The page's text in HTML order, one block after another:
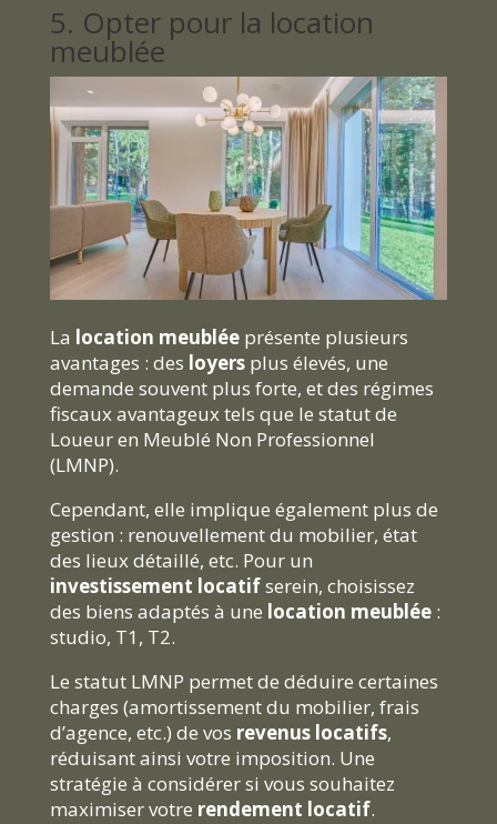
5. Opter pour la location
meublée
La location meubléeprésente plusieurs
avantages : des loyersplus élevés, une
demande souvent plus forte, et des régimes
fiscaux avantageux tels que le statut de
Loueur en Meublé Non Professionnel
(LMNP).
Cependant, elle implique également plus de
gestion : renouvellement du mobilier, état
des lieux détaillé, etc. Pour un
investissement locatifserein, choisissez
des biens adaptés à une location meublée:
studio, T1, T2.
Le statut LMNP permet de déduire certaines
charges (amortissement du mobilier, frais
d’agence, etc.) de vos revenus locatifs,
réduisant ainsi votre imposition. Une
stratégie à considérer si vous souhaitez
maximiser votre rendement locatif.